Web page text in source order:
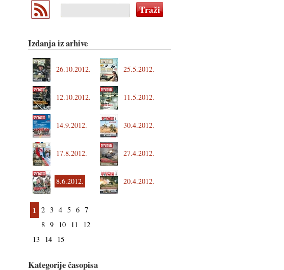
Izdanja iz arhive
26.10.2012. 25.5.2012.
12.10.2012. 11.5.2012.
14.9.2012. 30.4.2012.
17.8.2012. 27.4.2012.
8.6.2012. 20.4.2012.
1 2 3 4 5 6 7
8 9 10 11
12
13
14 15
Kategorije časopisa